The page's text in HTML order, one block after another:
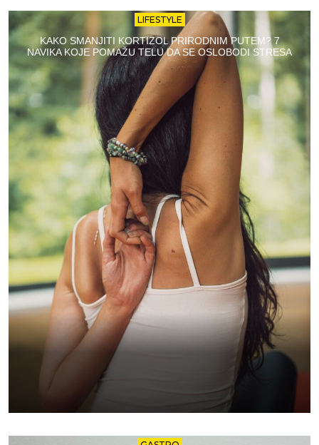
LIFESTYLE
KAKO SMANJITI KORTIZOL PRIRODNIM PUTEM? 7
NAVIKA KOJE POMAŽU TELU DA SE OSLOBODI STRESA